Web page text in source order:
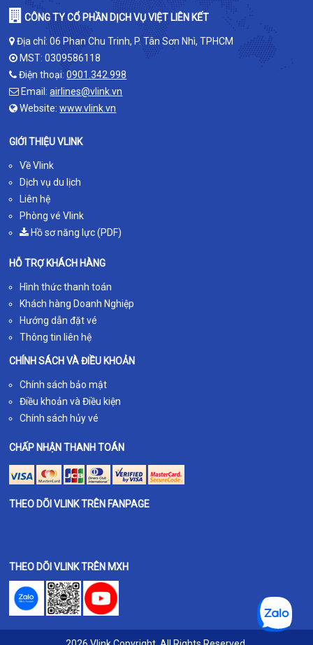
CÔNG TY CỔ PHẦN DỊCH VỤ VIỆT LIÊN KẾT
Địa chỉ: 06 Phan Chu Trinh, P. Tân Sơn Nhì, TPHCM
MST: 0309586118
Điện thoại:0901.342.998
Email:airlines@vlink.vn
Website:www.vlink.vn
GIỚI THIỆU VLINK
Về Vlink
Dịch vụ du lịch
Liên hệ
Phòng vé Vlink
Hồ sơ năng lực (PDF)
HỖ TRỢ KHÁCH HÀNG
Hình thức thanh toán
Khách hàng Doanh Nghiệp
Hướng dẫn đặt vé
Thông tin liên hệ
CHÍNH SÁCH VÀ ĐIỀU KHOẢN
Chính sách bảo mật
Điều khoản và Điều kiện
Chính sách hủy vé
CHẤP NHẬN THANH TOÁN
THEO DÕI VLINK TRÊN FANPAGE
THEO DÕI VLINK TRÊN MXH